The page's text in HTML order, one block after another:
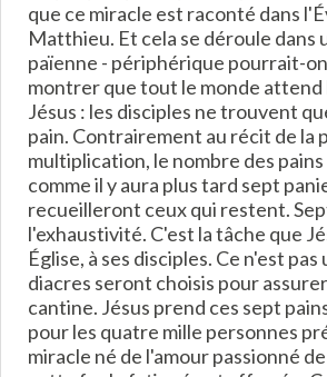
que ce miracle est raconté dans
Matthieu. Et cela se déroule dans
païenne - périphérique pourrait-
montrer que tout le monde
Jésus : les disciples ne trouvent
pain. Contrairement au récit de la
multiplication, le nombre des
comme il y aura plus tard sept
recueilleront ceux qui restent.
l'exhaustivité. C'est la tâche que
Église, à ses disciples. Ce n'est
diacres seront choisis pour
cantine. Jésus prend ces sept
pour les quatre mille personnes
miracle né de l'amour passionné